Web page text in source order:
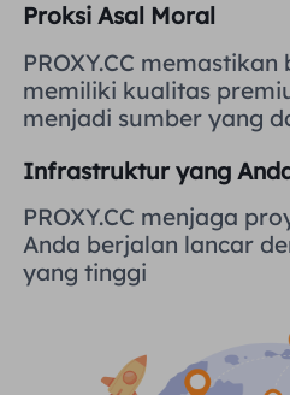
Lebih Banyak
Proksi Asal Moral
PROXY.CC
memiliki kualitas
menjadi sumber yang
Infrastruktur yang
PROXY.CC menjaga
Anda berjalan lancar
yang tinggi